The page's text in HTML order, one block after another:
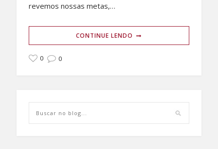
revemos nossas metas,…
CONTINUE LENDO
0 0